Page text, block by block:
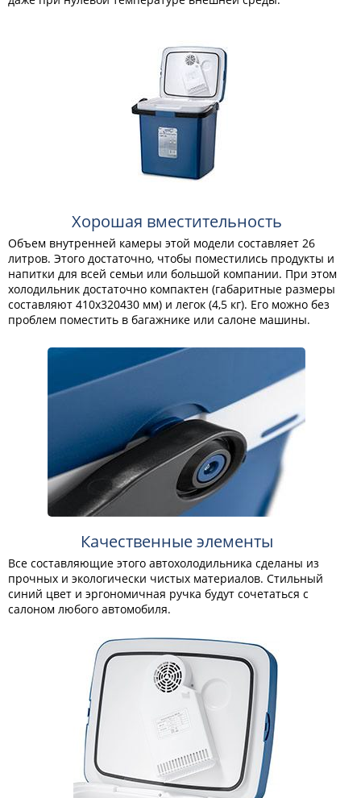
Хорошая вместительность
Объем внутренней камеры этой модели составляет 26
литров. Этого достаточно, чтобы поместились продукты и
напитки для всей семьи или большой компании. При этом
холодильник достаточно компактен (габаритные размеры
составляют 410х320430 мм) и легок (4,5 кг). Его можно без
проблем поместить в багажнике или салоне машины.
Качественные элементы
Все составляющие этого автохолодильника сделаны из
прочных и экологически чистых материалов. Стильный
синий цвет и эргономичная ручка будут сочетаться с
салоном любого автомобиля.